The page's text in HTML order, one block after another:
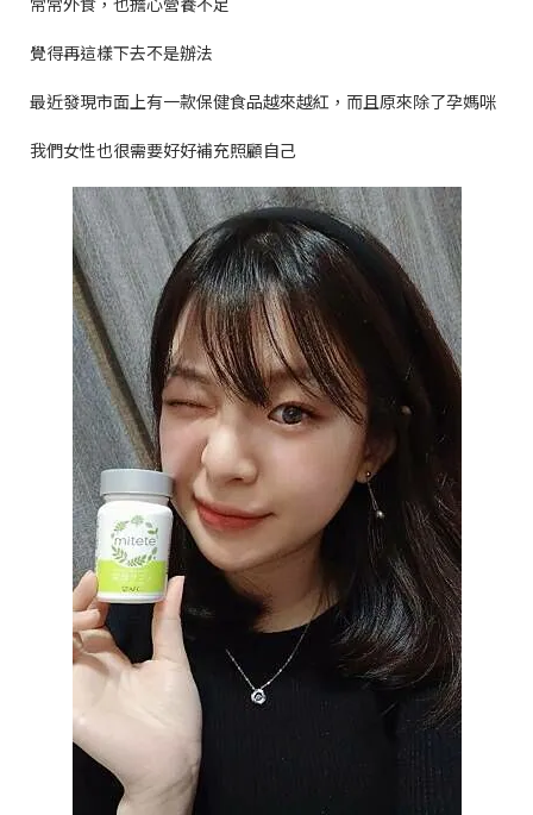
覺得再這樣下去不是辦法
最近發現市面上有一款保健食品越來越紅，而且原來除了孕媽咪
我們女性也很需要好好補充照顧自己